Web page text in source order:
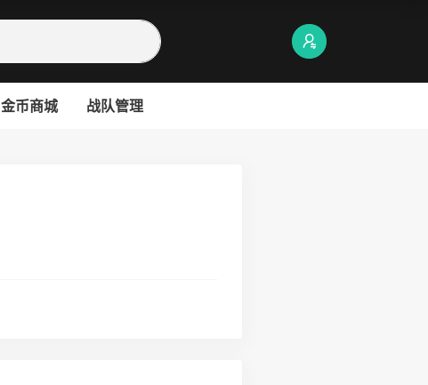
金币商城 战队管理